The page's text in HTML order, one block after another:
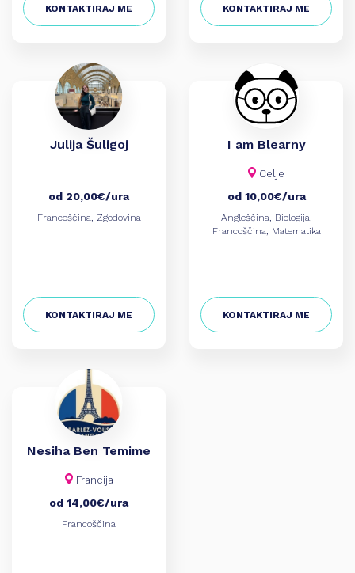
Pomurska
Posavska
Savinjska
Štajerska
Zasavska
KONTAKTIRAJ ME KONTAKTIRAJ ME
Julija Šuligoj
od 20,00€/ura
Francoščina, Zgodovina
KONTAKTIRAJ ME
I am Blearny
Celje
od 10,00€/ura
Angleščina, Biologija,
Francoščina, Matematika
KONTAKTIRAJ ME
Nesiha Ben Temime
Francija
od 14,00€/ura
Francoščina